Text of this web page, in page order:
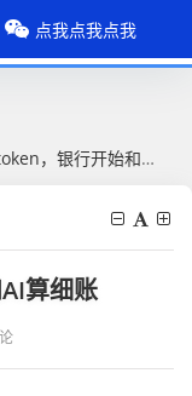
，银行开始和AI算细账
算细账
点我点我点我